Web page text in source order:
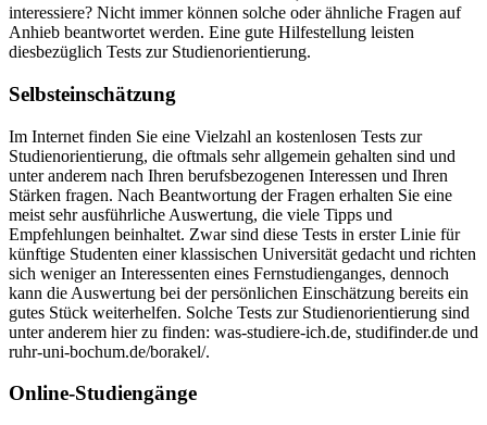
interessiere? Nicht immer können solche oder ähnliche Fragen auf
Anhieb beantwortet werden. Eine gute Hilfestellung leisten
diesbezüglich Tests zur Studienorientierung.
Selbsteinschätzung
Im Internet finden Sie eine Vielzahl an kostenlosen Tests zur
Studienorientierung, die oftmals sehr allgemein gehalten sind und
unter anderem nach Ihren berufsbezogenen Interessen und Ihren
Stärken fragen. Nach Beantwortung der Fragen erhalten Sie eine
meist sehr ausführliche Auswertung, die viele Tipps und
Empfehlungen beinhaltet. Zwar sind diese Tests in erster Linie für
künftige Studenten einer klassischen Universität gedacht und richten
sich weniger an Interessenten eines Fernstudienganges, dennoch
kann die Auswertung bei der persönlichen Einschätzung bereits ein
gutes Stück weiterhelfen. Solche Tests zur Studienorientierung sind
unter anderem hier zu finden: was-studiere-ich.de, studifinder.de und
ruhr-uni-bochum.de/borakel/.
Online-Studiengänge